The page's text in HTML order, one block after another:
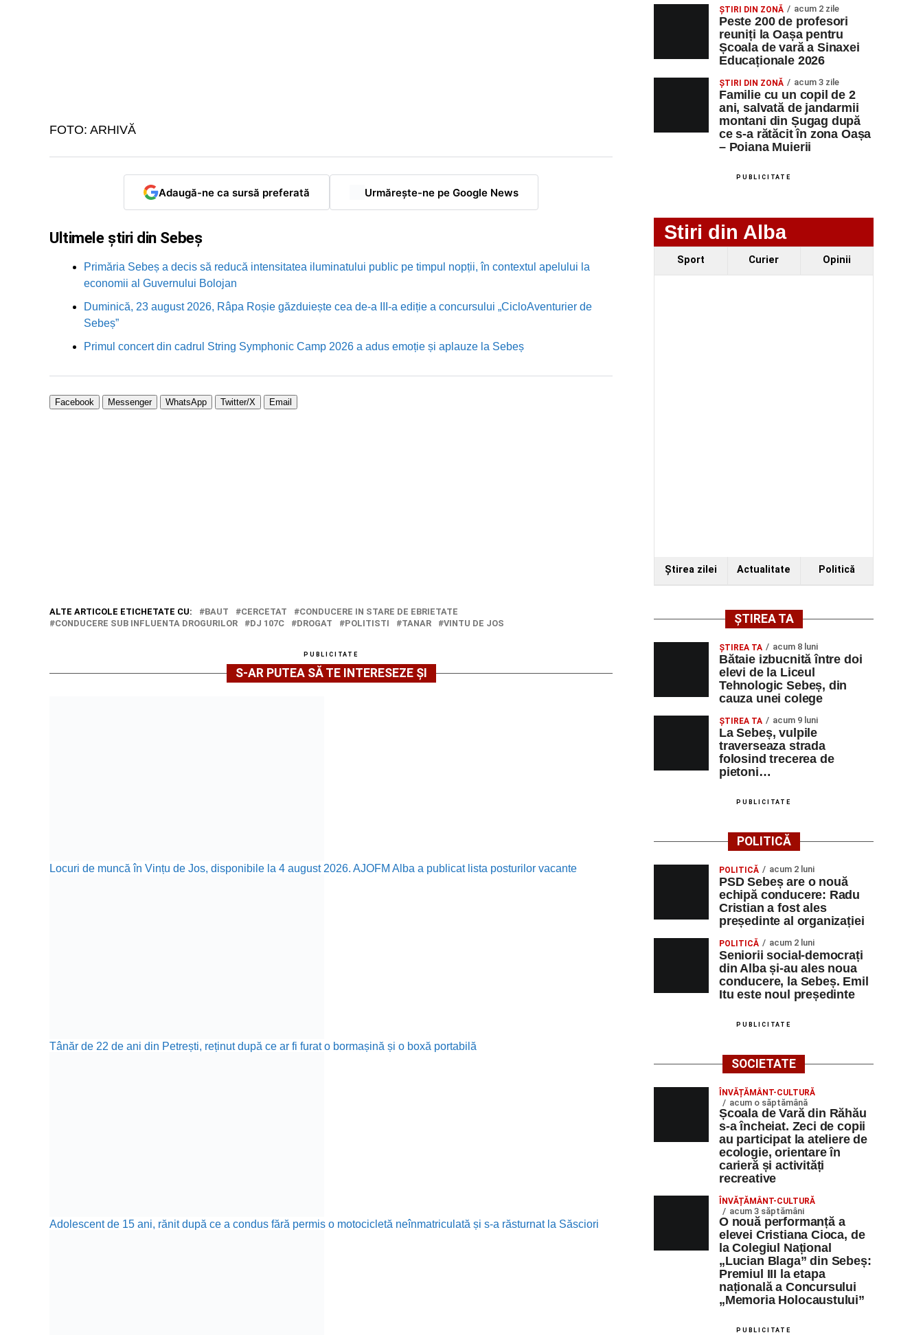
FOTO: ARHIVĂ
Adaugă-ne ca sursă preferată Urmărește-ne pe Google News
Ultimele știri din Sebeș
Primăria Sebeș a decis să reducă intensitatea iluminatului public pe timpul nopții, în contextul apelului la
economii al Guvernului Bolojan
Duminică, 23 august 2026, Râpa Roșie găzduiește cea de-a III-a ediție a concursului „CicloAventurier de
Sebeș”
Primul concert din cadrul String Symphonic Camp 2026 a adus emoție și aplauze la Sebeș
Facebook Messenger WhatsApp Twitter/X Email
ALTE ARTICOLE ETICHETATE CU: BAUT CERCETAT
CONDUCERE IN STARE DE EBRIETATE
CONDUCERE SUB INFLUENTA DROGURILOR
DJ 107C DROGAT POLITISTI TANAR VINTU DE JOS
PUBLICITATE
S-AR PUTEA SĂ TE INTERESEZE ȘI
Locuri de muncă în Vințu de Jos, disponibile la 4 august 2026. AJOFM Alba a publicat lista posturilor vacante
Tânăr de 22 de ani din Petrești, reținut după ce ar fi furat o bormașină și o boxă portabilă
Adolescent de 15 ani, rănit după ce a condus fără permis o motocicletă neînmatriculată și s-a răsturnat la Săsciori
ȘTIRI DIN ZONĂ acum 2 zile
Peste 200 de profesori
reuniți la Oașa pentru
Școala de vară a Sinaxei
Educaționale 2026
ȘTIRI DIN ZONĂ acum 3 zile
Familie cu un copil de 2
ani, salvată de jandarmii
montani din Șugag după
ce s-a rătăcit în zona Oașa
– Poiana Muierii
PUBLICITATE
Stiri din Alba
Sport Curier Opinii
Ştirea zilei Actualitate Politică
ȘTIREA TA
ŞTIREA TA acum 8 luni
Bătaie izbucnită între doi
elevi de la Liceul
Tehnologic Sebeș, din
cauza unei colege
ŞTIREA TA acum 9 luni
La Sebeș, vulpile
traverseaza strada
folosind trecerea de
pietoni…
PUBLICITATE
POLITICĂ
POLITICĂ acum 2 luni
PSD Sebeș are o nouă
echipă conducere: Radu
Cristian a fost ales
președinte al organizației
POLITICĂ acum 2 luni
Seniorii social-democrați
din Alba și-au ales noua
conducere, la Sebeș. Emil
Itu este noul președinte
PUBLICITATE
SOCIETATE
ÎNVĂȚĂMÂNT-CULTURĂ
acum o săptămână
Școala de Vară din Răhău
s-a încheiat. Zeci de copii
au participat la ateliere de
ecologie, orientare în
carieră și activități
recreative
ÎNVĂȚĂMÂNT-CULTURĂ
acum 3 săptămâni
O nouă performanță a
elevei Cristiana Cioca, de
la Colegiul Național
„Lucian Blaga” din Sebeș:
Premiul III la etapa
națională a Concursului
„Memoria Holocaustului”
PUBLICITATE